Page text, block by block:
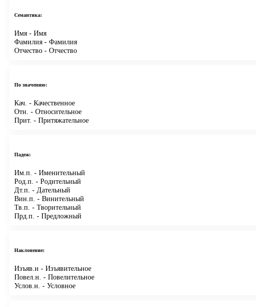
Семантика:
Имя - Имя
Фамилия - Фамилия
Отчество - Отчество
По значению:
Кач. - Качественное
Отн. - Относительное
Прит. - Притяжательное
Падеж:
Им.п. - Именительный
Род.п. - Родительный
Дт.п. - Дательный
Вин.п. - Винительный
Тв.п. - Творительный
Прд.п. - Предложный
Наклонение:
Изъяв.н - Изъявительное
Повел.н. - Повелительное
Услов.н. - Условное